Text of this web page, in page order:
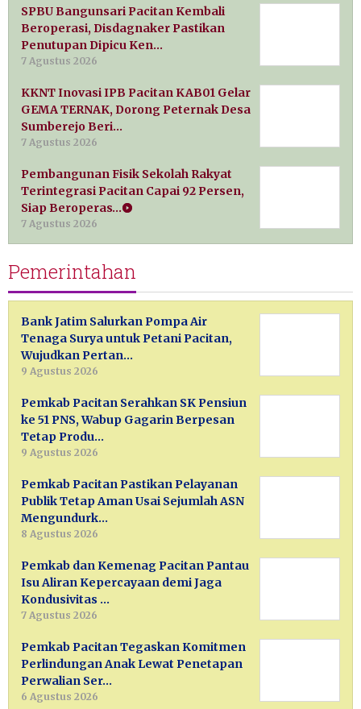
SPBU Bangunsari Pacitan Kembali
Beroperasi, Disdagnaker Pastikan
Penutupan Dipicu Ken…
7 Agustus 2026
KKNT Inovasi IPB Pacitan KAB01 Gelar
GEMA TERNAK, Dorong Peternak Desa
Sumberejo Beri…
7 Agustus 2026
Pembangunan Fisik Sekolah Rakyat
Terintegrasi Pacitan Capai 92 Persen,
Siap Beroperas…
7 Agustus 2026
Pemerintahan
Bank Jatim Salurkan Pompa Air
Tenaga Surya untuk Petani Pacitan,
Wujudkan Pertan…
9 Agustus 2026
Pemkab Pacitan Serahkan SK Pensiun
ke 51 PNS, Wabup Gagarin Berpesan
Tetap Produ…
9 Agustus 2026
Pemkab Pacitan Pastikan Pelayanan
Publik Tetap Aman Usai Sejumlah ASN
Mengundurk…
8 Agustus 2026
Pemkab dan Kemenag Pacitan Pantau
Isu Aliran Kepercayaan demi Jaga
Kondusivitas …
7 Agustus 2026
Pemkab Pacitan Tegaskan Komitmen
Perlindungan Anak Lewat Penetapan
Perwalian Ser…
6 Agustus 2026